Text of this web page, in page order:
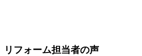
リフォーム担当者の声